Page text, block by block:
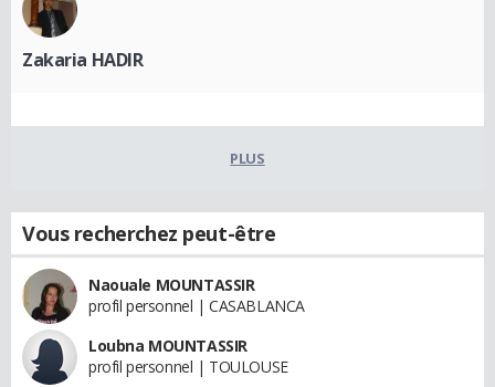
Zakaria HADIR
PLUS
Vous recherchez peut-être
Naouale MOUNTASSIR
profil personnel | CASABLANCA
Loubna MOUNTASSIR
profil personnel | TOULOUSE